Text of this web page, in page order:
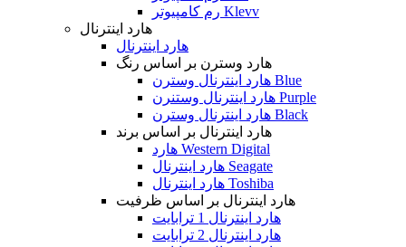
رم کامپیوتر Klevv
هارد اینترنال
هارد اینترنال
هارد وسترن بر اساس رنگ
هارد اینترنال وسترن Blue
هارد اینترنال وستنرن Purple
هارد اینترنال وسترن Black
هارد اینترنال بر اساس برند
هارد Western Digital
هارد اینترنال Seagate
هارد اینترنال Toshiba
هارد اینترنال بر اساس ظرفیت
هارد اینترنال 1 ترابایت
هارد اینترنال 2 ترابایت